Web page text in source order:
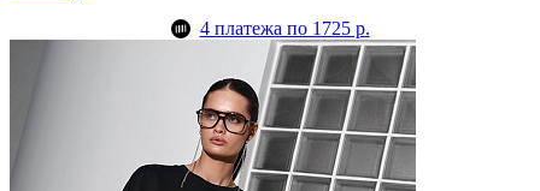
4 платежа по 1725 р.